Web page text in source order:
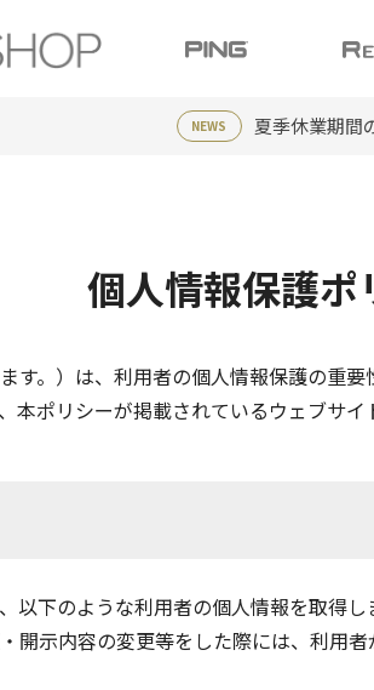
NEWS 夏季休業期間
個人情報保護ポ
す。）は、利用者の個人情報保護の重
ポリシーが掲載されているウェブサ
下のような利用者の個人情報を取得し
開示内容の変更等をした際には、利用